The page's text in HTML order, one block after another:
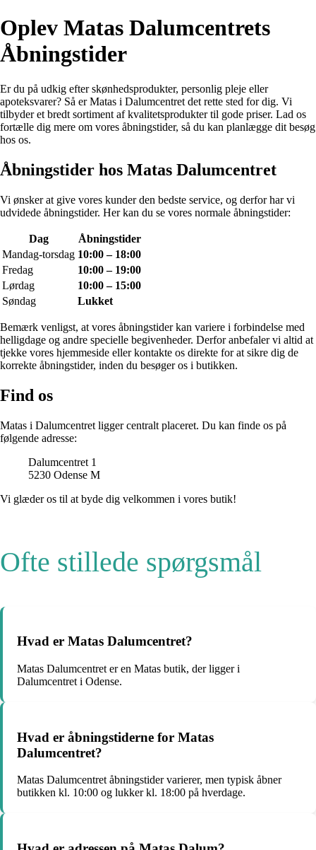
Oplev Matas Dalumcentrets
Åbningstider
Er du på udkig efter skønhedsprodukter, personlig pleje eller
apoteksvarer? Så er Matas i Dalumcentret det rette sted for dig. Vi
tilbyder et bredt sortiment af kvalitetsprodukter til gode priser. Lad os
fortælle dig mere om vores åbningstider, så du kan planlægge dit besøg
hos os.
Åbningstider hos Matas Dalumcentret
Vi ønsker at give vores kunder den bedste service, og derfor har vi
udvidede åbningstider. Her kan du se vores normale åbningstider:
Dag
Åbningstider
Mandag-torsdag 10:00 – 18:00
Fredag
10:00 – 19:00
Lørdag
10:00 – 15:00
Søndag
Lukket
Bemærk venligst, at vores åbningstider kan variere i forbindelse med
helligdage og andre specielle begivenheder. Derfor anbefaler vi altid at
tjekke vores hjemmeside eller kontakte os direkte for at sikre dig de
korrekte åbningstider, inden du besøger os i butikken.
Find os
Matas i Dalumcentret ligger centralt placeret. Du kan finde os på
følgende adresse:
Dalumcentret 1
5230 Odense M
Vi glæder os til at byde dig velkommen i vores butik!
Ofte stillede spørgsmål
Hvad er Matas Dalumcentret?
Matas Dalumcentret er en Matas butik, der ligger i
Dalumcentret i Odense.
Hvad er åbningstiderne for Matas
Dalumcentret?
Matas Dalumcentret åbningstider varierer, men typisk åbner
butikken kl. 10:00 og lukker kl. 18:00 på hverdage.